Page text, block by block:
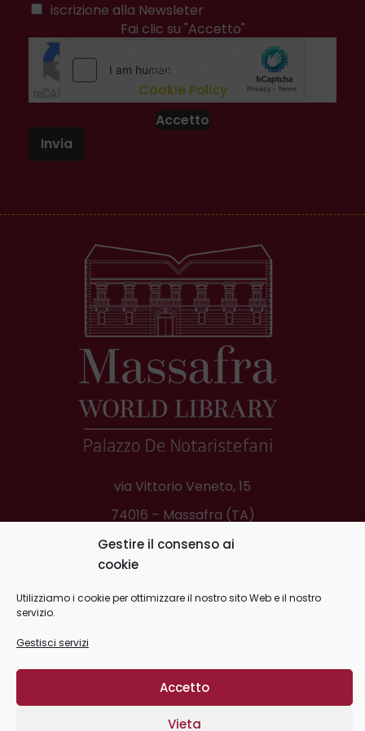
Gestire il consenso ai
cookie
Utilizziamo i cookie per ottimizzare il nostro sito Web e il nostro
servizio.
Gestisci servizi
Accetto
Vieta
iscrizione alla Newsleter
Fai clic su "Accetto"
recaptcha
Cookie Policy
Accetto
Invia
via Vittorio Veneto, 15
74016 – Massafra (TA)
Scrivi a MWL
Telefono:
Scrivi a Lions Ditigal Book
Privacy Policy